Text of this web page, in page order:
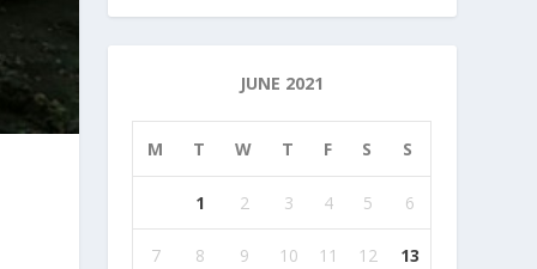
JUNE 2021
M T W T F S S
1 2 3 4 5 6
7 8 9 10 11 12 13